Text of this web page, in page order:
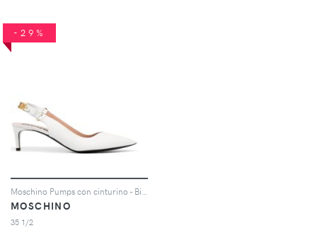
-29%
MOSCHINO
35 1/2